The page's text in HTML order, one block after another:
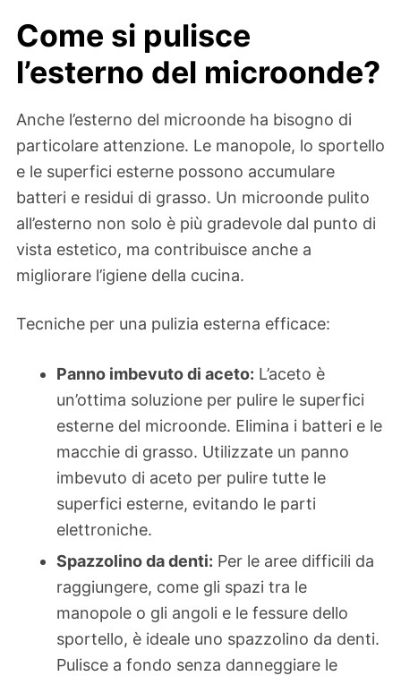
Come si pulisce
l’esterno del microonde?
Anche l’esterno del microonde ha bisogno di
particolare attenzione. Le manopole, lo sportello
e le superfici esterne possono accumulare
batteri e residui di grasso. Un microonde pulito
all’esterno non solo è più gradevole dal punto di
vista estetico, ma contribuisce anche a
migliorare l’igiene della cucina.
Tecniche per una pulizia esterna efficace:
Panno imbevuto di aceto: L’aceto è
un’ottima soluzione per pulire le superfici
esterne del microonde. Elimina i batteri e le
macchie di grasso. Utilizzate un panno
imbevuto di aceto per pulire tutte le
superfici esterne, evitando le parti
elettroniche.
Spazzolino da denti: Per le aree difficili da
raggiungere, come gli spazi tra le
manopole o gli angoli e le fessure dello
sportello, è ideale uno spazzolino da denti.
Pulisce a fondo senza danneggiare le